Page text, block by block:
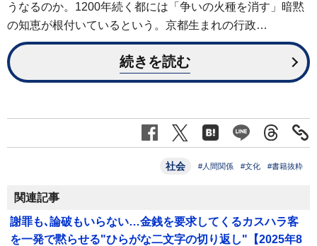
うなるのか。1200年続く都には「争いの火種を消す」暗黙
の知恵が根付いているという。京都生まれの行政…
続きを読む
社会 #人間関係 #文化 #書籍抜粋
関連記事
謝罪も､論破もいらない…金銭を要求してくるカスハラ客
を一発で黙らせる"ひらがな二文字の切り返し"【2025年8